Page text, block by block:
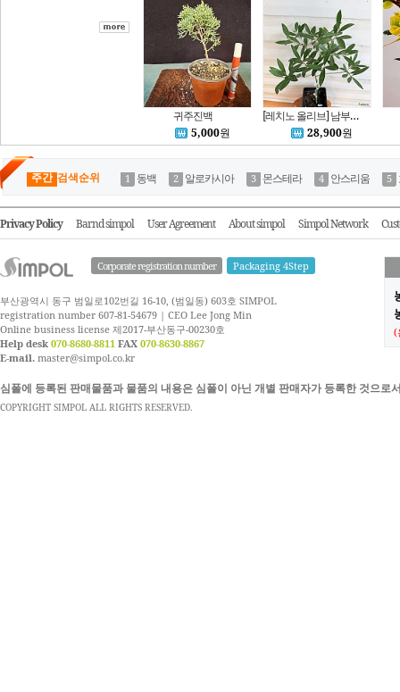
귀주진백
5,000원
[레치노 올리브] 남부노지월동 이탈리아의 대표적인 품종이며 자가수정으로 열매를 맺음 S3539 -동일품배송- 높이:66cm 폭:43cm
28,900원
주간 검색순위 동백 알로카시아 몬스테라 안스리움
Privacy Policy Barnd simpol User Agreement About simpol Simpol Network
Corporate registration number Packaging 4Step
부산광역시 동구 범일로102번길 16-10, (범일동) 603호 SIMPOL
registration number 607-81-54679 | CEO Lee Jong Min
Online business license 제2017-부산동구-00230호
Help desk 070-8680-8811 FAX 070-8630-8867
E-mail. master@simpol.co.kr
(
심폴에 등록된 판매물품과 물품의 내용은 심폴이 아닌 개별 판매자가 등록한 것으
COPYRIGHT SIMPOL ALL RIGHTS RESERVED.